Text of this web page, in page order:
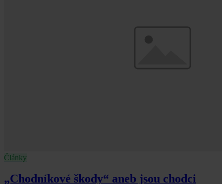
Články
„Chodníkové škody“ aneb jsou chodci